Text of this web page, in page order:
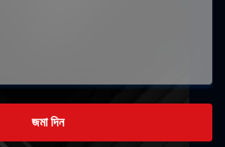
জমা দিন